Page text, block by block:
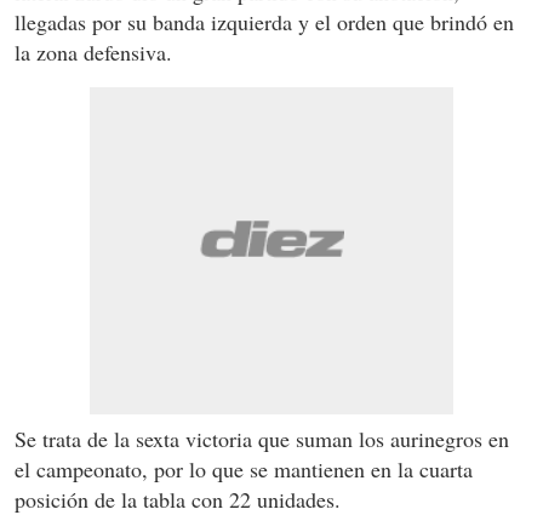
llegadas por su banda izquierda y el orden que brindó en
la zona defensiva.
Se trata de la sexta victoria que suman los aurinegros en
el campeonato, por lo que se mantienen en la cuarta
posición de la tabla con 22 unidades.